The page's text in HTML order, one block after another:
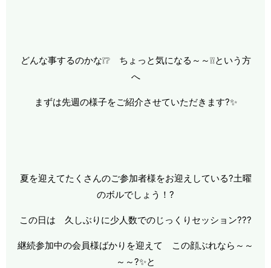
どんな事するのかな❕❔ ちょっと気になる～～❕❕という方
へ
まずは先週の様子をご紹介させていただきます?✨
夏を迎えてたくさんのご参加者様をお迎えしている?土曜
のボルでしょう！?
この日は 久しぶりに少人数でのじっくりセッション???
継続参加中の会員様ばかりを迎えて この顔ぶれなら～～
～～?✨と